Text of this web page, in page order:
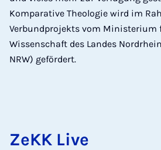
Komparative Theologie wird im
Verbundprojekts vom Ministerium
Wissenschaft des Landes
NRW) gefördert.
ZeKK Live